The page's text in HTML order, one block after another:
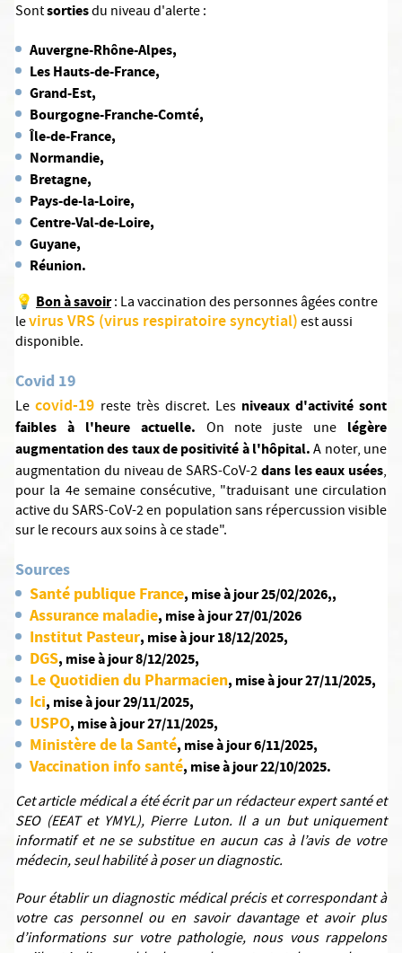
Sontsortiesdu niveau d'alerte :
Auvergne-Rhône-Alpes,
Les Hauts-de-France,
Grand-Est,
Bourgogne-Franche-Comté,
Île-de-France,
Normandie,
Bretagne,
Pays-de-la-Loire,
Centre-Val-de-Loire,
Guyane,
Réunion.
💡 Bon à savoir: La vaccination des personnes âgées contre
levirus VRS (virus respiratoire syncytial)est aussi
disponible.
Covid 19
Le covid-19 reste très discret. Les niveaux d'activité sont
faibles à l'heure actuelle.
On note juste une légère
augmentation des taux de positivité à l'hôpital.A noter, une
augmentation du niveau de SARS-CoV-2dans les eaux usées,
pour la 4e semaine consécutive, "traduisant une circulation
active du SARS-CoV-2 en population sans répercussion visible
sur le recours aux soins à ce stade".
Sources
Santé publique France, mise à jour 25/02/2026,,
Assurance maladie, mise à jour 27/01/2026
Institut Pasteur, mise à jour 18/12/2025,
DGS, mise à jour 8/12/2025,
Le Quotidien du Pharmacien, mise à jour 27/11/2025,
Ici, mise à jour 29/11/2025,
USPO, mise à jour 27/11/2025,
Ministère de la Santé, mise à jour 6/11/2025,
Vaccination info santé, mise à jour 22/10/2025.
Cet article médical a été écrit par un rédacteur expert santé et
SEO (EEAT et YMYL), Pierre Luton. Il a un but uniquement
informatif et ne se substitue en aucun cas à l’avis de votre
médecin, seul habilité à poser un diagnostic.
Pour établir un diagnostic médical précis et correspondant à
votre cas personnel ou en savoir davantage et avoir plus
d’informations sur votre pathologie, nous vous rappelons